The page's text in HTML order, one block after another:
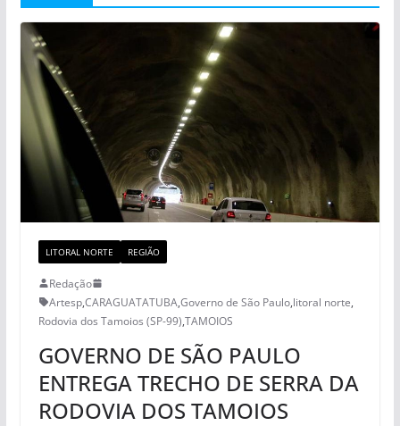
LITORAL NORTE REGIÃO
Redação
Artesp,CARAGUATATUBA,Governo de São Paulo,litoral norte,
Rodovia dos Tamoios (SP-99),TAMOIOS
GOVERNO DE SÃO PAULO
ENTREGA TRECHO DE SERRA DA
RODOVIA DOS TAMOIOS